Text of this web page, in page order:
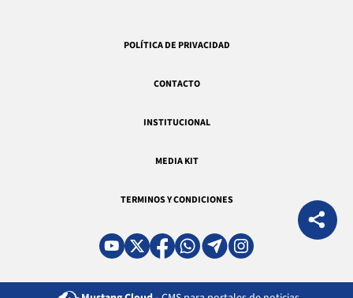
POLÍTICA DE PRIVACIDAD
CONTACTO
INSTITUCIONAL
MEDIA KIT
TERMINOS Y CONDICIONES